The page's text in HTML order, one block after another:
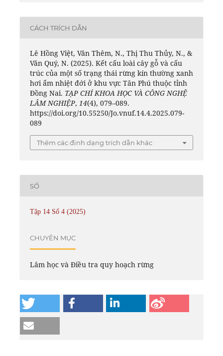
CÁCH TRÍCH DẪN
Lê Hồng Việt, Văn Thêm, N., Thị Thu Thủy, N., &
Văn Quý, N. (2025). Kết cấu loài cây gỗ và cấu
trúc của một số trạng thái rừng kín thường xanh
hơi ẩm nhiệt đới ở khu vực Tân Phú thuộc tỉnh
Đồng Nai. TẠP CHÍ KHOA HỌC VÀ CÔNG NGHỆ
LÂM NGHIỆP, 14(4), 079–089.
https://doi.org/10.55250/Jo.vnuf.14.4.2025.079-
089
Thêm các định dạng trích dẫn khác
SỐ
Tập 14 Số 4 (2025)
CHUYÊN MỤC
Lâm học và Điều tra quy hoạch rừng